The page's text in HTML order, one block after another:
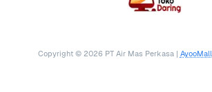
Copyright © 2026 PT Air Mas Perkasa | AyooMall